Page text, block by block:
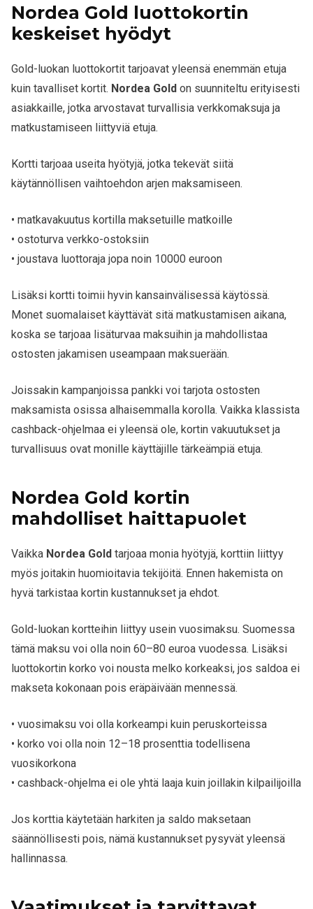
Nordea Gold luottokortin
keskeiset hyödyt
Gold-luokan luottokortit tarjoavat yleensä enemmän etuja
kuin tavalliset kortit. Nordea Gold on suunniteltu erityisesti
asiakkaille, jotka arvostavat turvallisia verkkomaksuja ja
matkustamiseen liittyviä etuja.
Kortti tarjoaa useita hyötyjä, jotka tekevät siitä
käytännöllisen vaihtoehdon arjen maksamiseen.
• matkavakuutus kortilla maksetuille matkoille
• ostoturva verkko-ostoksiin
• joustava luottoraja jopa noin 10000 euroon
Lisäksi kortti toimii hyvin kansainvälisessä käytössä.
Monet suomalaiset käyttävät sitä matkustamisen aikana,
koska se tarjoaa lisäturvaa maksuihin ja mahdollistaa
ostosten jakamisen useampaan maksuerään.
Joissakin kampanjoissa pankki voi tarjota ostosten
maksamista osissa alhaisemmalla korolla. Vaikka klassista
cashback-ohjelmaa ei yleensä ole, kortin vakuutukset ja
turvallisuus ovat monille käyttäjille tärkeämpiä etuja.
Nordea Gold kortin
mahdolliset haittapuolet
Vaikka Nordea Gold tarjoaa monia hyötyjä, korttiin liittyy
myös joitakin huomioitavia tekijöitä. Ennen hakemista on
hyvä tarkistaa kortin kustannukset ja ehdot.
Gold-luokan kortteihin liittyy usein vuosimaksu. Suomessa
tämä maksu voi olla noin 60–80 euroa vuodessa. Lisäksi
luottokortin korko voi nousta melko korkeaksi, jos saldoa ei
makseta kokonaan pois eräpäivään mennessä.
• vuosimaksu voi olla korkeampi kuin peruskorteissa
• korko voi olla noin 12–18 prosenttia todellisena
vuosikorkona
• cashback-ohjelma ei ole yhtä laaja kuin joillakin kilpailijoilla
Jos korttia käytetään harkiten ja saldo maksetaan
säännöllisesti pois, nämä kustannukset pysyvät yleensä
hallinnassa.